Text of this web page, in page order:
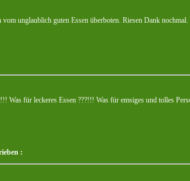
unglaublich guten Essen überboten. Riesen Dank
Was für leckeres Essen ???!!! Was für emsiges und tolles
: